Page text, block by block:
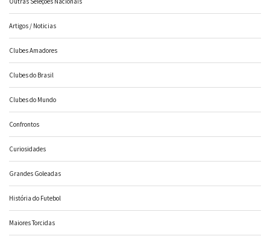
Artigos / Noticias
Clubes Amadores
Clubes do Brasil
Clubes do Mundo
Confrontos
Curiosidades
Grandes Goleadas
História do Futebol
Maiores Torcidas